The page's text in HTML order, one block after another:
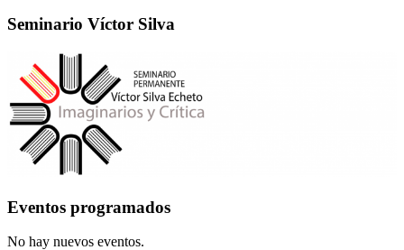
Seminario Víctor Silva
Eventos programados
No hay nuevos eventos.